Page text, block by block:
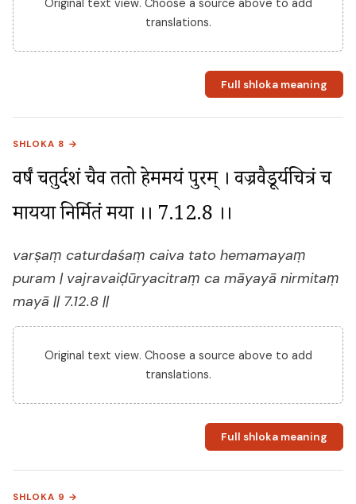
Original text view. Choose a source above to add
translations.
Full shloka meaning
SHLOKA 8 →
वर्षं चतुर्दशं चैव ततो हेममयं पुरम् । वज्रवैडूर्यचित्रं च
मायया निर्मितं मया ।। 7.12.8 ।।
varṣaṃ caturdaśaṃ caiva tato hemamayaṃ
puram | vajravaiḍūryacitraṃ ca māyayā nirmitaṃ
mayā || 7.12.8 ||
Original text view. Choose a source above to add
translations.
Full shloka meaning
SHLOKA 9 →